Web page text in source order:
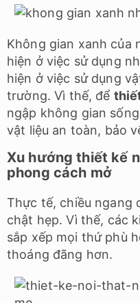
Không gian xanh của
hiện ở việc sử dụng
hiện ở việc sử dụng
trường. Vì thế, để
ngập không gian
vật liệu an toàn, bảo
Xu hướng thiết kế
phong cách mở
Thực tế, chiều ngang
chật hẹp. Vì thế, các
sắp xếp mọi thứ phù
thoáng đãng hơn.